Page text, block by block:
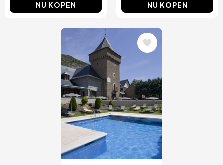
NU KOPEN NU KOPEN
Afbeelding